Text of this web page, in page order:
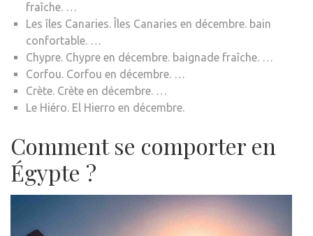
fraîche. …
Les îles Canaries. Îles Canaries en décembre. bain
confortable. …
Chypre. Chypre en décembre. baignade fraîche. …
Corfou. Corfou en décembre. …
Crète. Crète en décembre. …
Le Hiéro. El Hierro en décembre.
Comment se comporter en
Égypte ?